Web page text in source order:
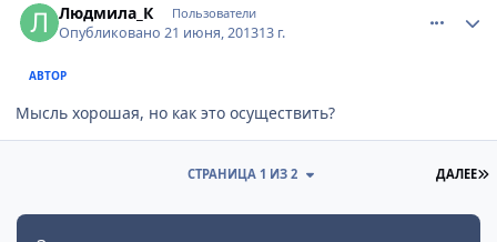
Людмила_К Пользователи
Опубликовано21 июня, 201313 г.
АВТОР
Мысль хорошая, но как это осуществить?
ДАЛЕЕ
СТРАНИЦА 1 ИЗ 2